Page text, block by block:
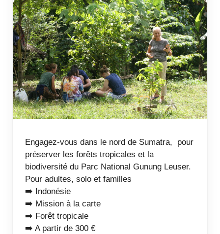
Engagez-vous dans le nord de Sumatra, pour
préserver les forêts tropicales et la
biodiversité du Parc National Gunung Leuser.
Pour adultes, solo et familles
➡️ Indonésie
➡️ Mission à la carte
➡️ Forêt tropicale
➡️ A partir de 300 €